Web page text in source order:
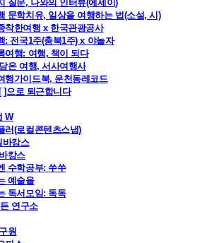
질문, 나와의 인터뷰(에세이)
문학치유, 일상을 여행하는 법(소설, 시)
착한여행 x 한국관광공사
: 전국1주(충북1주) x 야놀자
여행: 여행, 책이 되다
은 여행, 서사여행사
행가이드북, 운천동레코드
]으로 퇴근합니다
W
러(로컬콘텐츠스냅)
캉스
캉스
수학공부: 쑤쑤
예술을
독서모임: 독독
연구소
원